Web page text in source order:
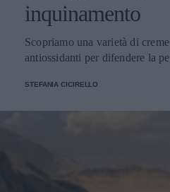
inquinamento
Scopriamo una varietà di
antiossidanti per difendere la
STEFANIA CICIRELLO